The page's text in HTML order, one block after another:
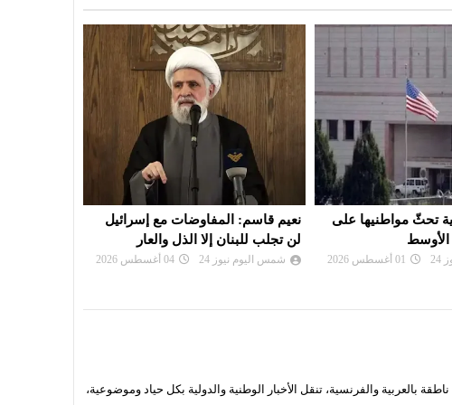
مع إسرائيل
الذل والعار
04 أغسطس 2026
إيران: تصريحات ترامب بشأن إلغاء
الهجوم «حرب نفسية» ولن نخدع
شمس اليوم نيوز 24 02 أغسطس 2026
بالعربية والفرنسية، تنقل الأخبار الوطنية والدولية بكل حياد وموضوعية،